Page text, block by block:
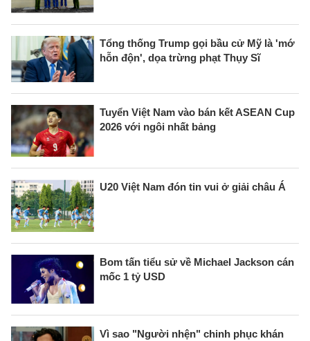
Tổng thống Trump gọi bầu cử Mỹ là 'mớ
hỗn độn', dọa trừng phạt Thụy Sĩ
Tuyển Việt Nam vào bán kết ASEAN Cup
2026 với ngôi nhất bảng
U20 Việt Nam đón tin vui ở giải châu Á
Bom tấn tiểu sử về Michael Jackson cán
mốc 1 tỷ USD
Vì sao "Người nhện" chinh phục khán